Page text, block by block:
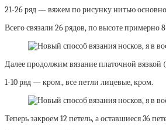
21-26 ряд — вяжем по рисунку нитью
Всего связали 26 рядов, по высоте примерно
Далее продолжим вязание платочной вязкой
1-10 ряд — кром., все петли лицевые, кром.
Теперь закроем 12 петель, а оставшиеся 36